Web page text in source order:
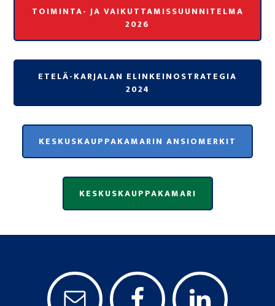
TOIMINTA- JA VAIKUTTAMISSUUNNITELMA
2026
ETELÄ-KARJALAN ELINKEINOSTRATEGIA
2024
KESKUSKAUPPAKAMARIN ANSIOMERKIT
KESKUSKAUPPAKAMARI